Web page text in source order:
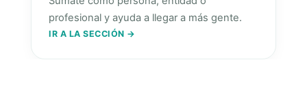
profesional y ayuda a llegar a más gente.
IR A LA SECCIÓN →